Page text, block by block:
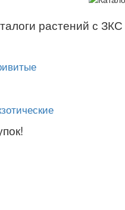
растений с